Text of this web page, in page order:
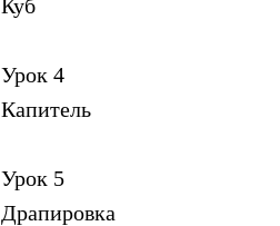
Куб
Урок 4
Капитель
Урок 5
Драпировка